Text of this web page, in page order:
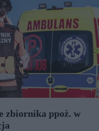
zbiornika ppoż. w